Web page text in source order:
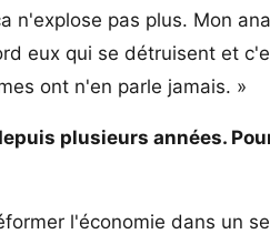
n'explose pas plus. Mon
eux qui se détruisent et
ont n'en parle jamais. »
plusieurs années.
l'économie dans un